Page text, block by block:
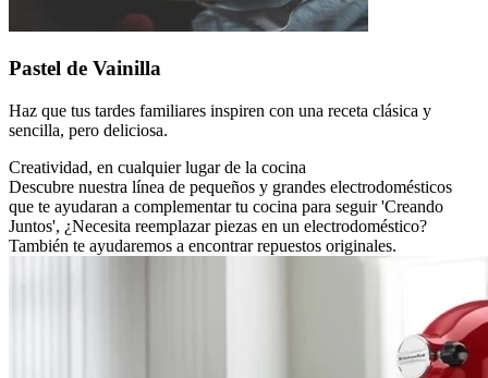
Pastel de Vainilla
Haz que tus tardes familiares inspiren con una receta clásica y
sencilla, pero deliciosa.
Creatividad, en cualquier lugar de la cocina
Descubre nuestra línea de pequeños y grandes electrodomésticos
que te ayudaran a complementar tu cocina para seguir 'Creando
Juntos', ¿Necesita reemplazar piezas en un electrodoméstico?
También te ayudaremos a encontrar repuestos originales.